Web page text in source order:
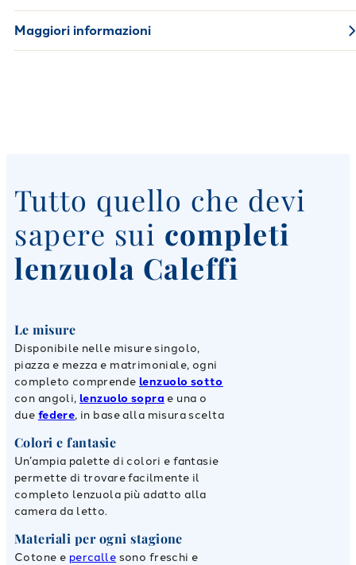
Maggiori informazioni
Tutto quello che devi
sapere sui completi
lenzuola Caleffi
Le misure
Disponibile nelle misure singolo,
piazza e mezza e matrimoniale, ogni
completo comprende lenzuolo sotto
con angoli, lenzuolo sopra e una o
due federe, in base alla misura scelta
Colori e fantasie
Un’ampia palette di colori e fantasie
permette di trovare facilmente il
completo lenzuola più adatto alla
camera da letto.
Materiali per ogni stagione
Cotone e percalle sono freschi e